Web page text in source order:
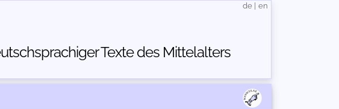
Texte des Mittelalters
de en